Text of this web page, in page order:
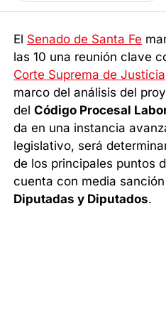
El Senado de Santa Fe
las 10 una reunión clave
Corte Suprema de Justicia
marco del análisis del
delCódigo Procesal
da en una instancia
legislativo, será
de los principales puntos
cuenta con media
Diputadas y Diputados.